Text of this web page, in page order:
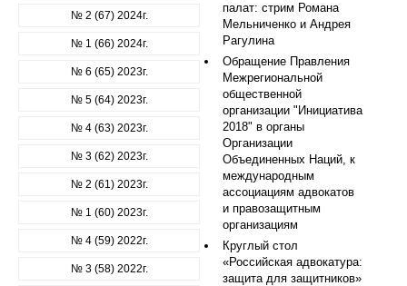
№ 2 (67) 2024г.
№ 1 (66) 2024г.
№ 6 (65) 2023г.
№ 5 (64) 2023г.
№ 4 (63) 2023г.
№ 3 (62) 2023г.
№ 2 (61) 2023г.
№ 1 (60) 2023г.
№ 4 (59) 2022г.
№ 3 (58) 2022г.
палат: стрим Романа
Мельниченко и Андрея
Рагулина
Обращение Правления
Межрегиональной
общественной
организации "Инициатива
2018" в органы
Организации
Объединенных Наций, к
международным
ассоциациям адвокатов
и правозащитным
организациям
Круглый стол
«Российская адвокатура:
защита для защитников»